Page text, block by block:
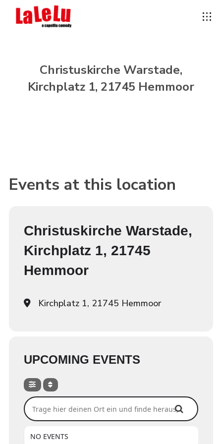
Christuskirche Warstade,
Kirchplatz 1, 21745 Hemmoor
Events at this location
Christuskirche Warstade,
Kirchplatz 1, 21745
Hemmoor
Kirchplatz 1, 21745 Hemmoor
UPCOMING EVENTS
Trage hier deinen Ort ein und finde heraus, ob wir dort
NO EVENTS